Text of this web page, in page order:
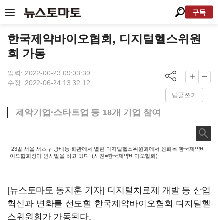
구독
한국제약바이오협회, 디지털헬스위원
회 가동
입력: 2022-06-23 09:03:39
수정: 2022-06-24 13:32:12
답글쓰기
제약기업·스타트업 등 18개 기업 참여
23일 서울 서초구 방배동 회관에서 열린 디지털헬스위원회에서 원희목 한국제약바
이오협회장이 인사말을 하고 있다. (사진=한국제약바이오협회)
[뉴스토마토 동지훈 기자] 디지털치료제 개발 등 산업
혁신과 변화를 선도할 한국제약바이오협회 디지털헬
스위원회가 가동된다.